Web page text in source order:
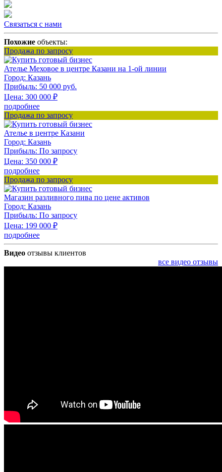
Связаться с нами
Похожие объекты:
Продажа по запросу
Ателье Меховое в центре Казани на 1-ой линии
Город: Казань
Прибыль: 50 000 руб.
Цена: 300 000 ₽
подробнее
Продажа по запросу
Ателье в центре Казани
Город: Казань
Прибыль: По запросу
Цена: 350 000 ₽
подробнее
Продажа по запросу
Магазин разливного пива по цене активов
Город: Казань
Прибыль: По запросу
Цена: 199 000 ₽
подробнее
Видео отзывы клиентов
все видео отзывы